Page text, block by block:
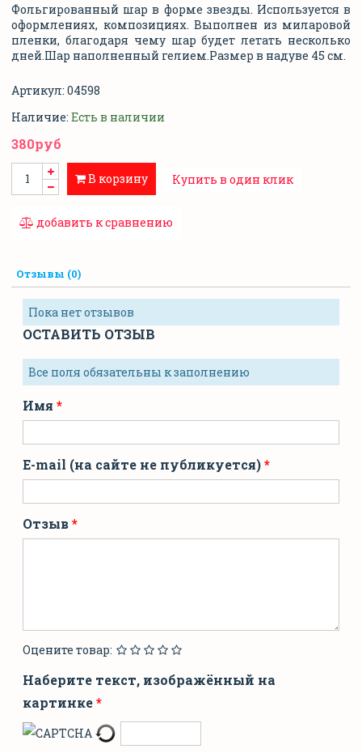
Фольгированный шар в форме звезды. Используется в
оформлениях, композициях. Выполнен из миларовой
пленки, благодаря чему шар будет летать несколько
дней.Шар наполненный гелием.Размер в надуве 45 см.
Артикул: 04598
Наличие: Есть в наличии
380руб
В корзину Купить в один клик
добавить к сравнению
Отзывы (0)
Пока нет отзывов
ОСТАВИТЬ ОТЗЫВ
Все поля обязательны к заполнению
Имя
E-mail (на сайте не публикуется)
Отзыв
Оцените товар:
Наберите текст, изображённый на
картинке